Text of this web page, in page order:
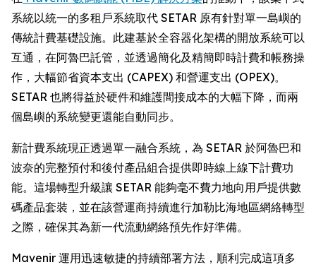
系統以統一的多租戶系統取代 SETAR 原有針對單一島嶼的
傳統計費基礎設施。此建基於全容器化架構的開放系統可以
互通，在阿魯巴託管，並透過簡化及精簡即時計費和帳務操
作，大幅節省資本支出 (CAPEX) 和營運支出 (OPEX)。
SETAR 也將得益於硬件和維護間接成本的大幅下降，而兩
個島嶼的系統變更還能自動同步。
新計費系統現正透過單一融合系統，為 SETAR 於阿魯巴和
波奈的完整預付和後付產品組合提供即時線上線下計費功
能。這場轉型升級讓 SETAR 能夠毫不費力地向用戶提供數
碼產品套裝，並在該營運商持續進行加勒比海地區網絡轉型
之際，確保其為新一代流動網絡預先作好準備。
Mavenir 運用迅速敏捷的持續部署方法，順利完成這項多